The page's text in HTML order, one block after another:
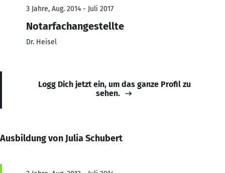
3 Jahre, Aug. 2014 - Juli 2017
Notarfachangestellte
Dr. Heisel
Logg Dich jetzt ein, um das ganze Profil zu
sehen.
Ausbildung von Julia Schubert